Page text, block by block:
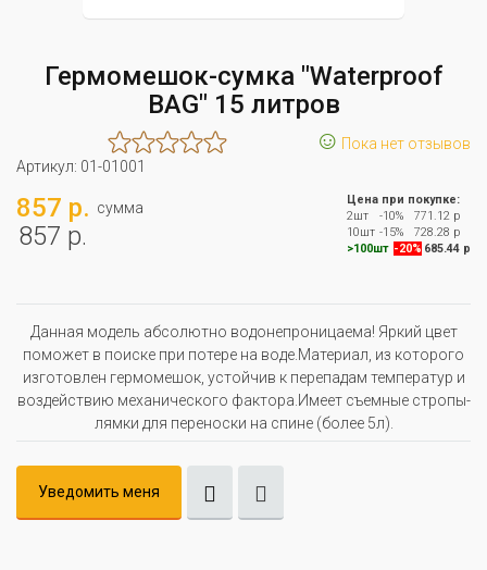
Гермомешок-сумка "Waterproof
BAG" 15 литров
☺ Пока нет отзывов
Артикул: 01-01001
857 р. сумма
857 р.
Цена при покупке:
2шт
-10%
771.12 р
10шт -15%
728.28 р
>100шт -20% 685.44 р
Данная модель абсолютно водонепроницаема! Яркий цвет
поможет в поиске при потере на воде.Материал, из которого
изготовлен гермомешок, устойчив к перепадам температур и
воздействию механического фактора.Имеет съемные стропы-
лямки для переноски на спине (более 5л).
Уведомить меня